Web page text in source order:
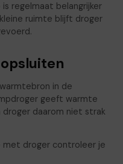
is regelmaat belangrijker
ruimte blijft droger
in de
geeft warmte
daarom niet strak
met droger controleer je